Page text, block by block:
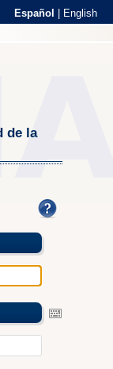
Español English
de la